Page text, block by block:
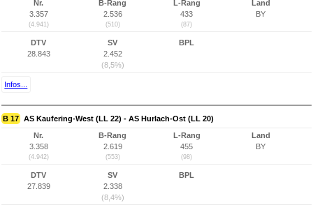
Nr.
3.357
(4.941)
B-Rang
2.536
(510)
L-Rang
433
(87)
Land
BY
DTV
28.843
SV
2.452
(8,5%)
BPL
Infos...
B 17 AS Kaufering-West (LL 22) - AS Hurlach-Ost (LL 20)
Nr.
3.358
(4.942)
B-Rang
2.619
(553)
L-Rang
455
(98)
Land
BY
DTV
27.839
SV
2.338
(8,4%)
BPL